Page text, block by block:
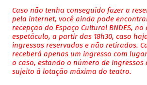
Caso não tenha conseguido fazer a
pela internet, você ainda pode
recepção do Espaço Cultural BNDES, no
espetáculo, a partir das 18h30, caso
ingressos reservados e não retirados.
receberá apenas um ingresso com
o caso, estando o número de ingressos
sujeito à lotação máxima do teatro.